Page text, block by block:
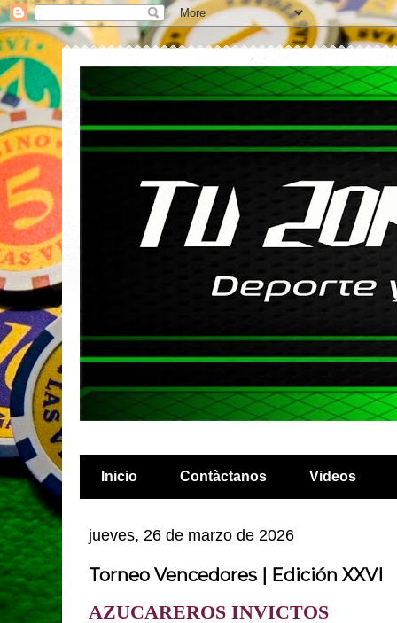
Inicio Contàctanos Videos
jueves, 26 de marzo de 2026
Torneo Vencedores | Edición XXVI
AZUCAREROS INVICTOS